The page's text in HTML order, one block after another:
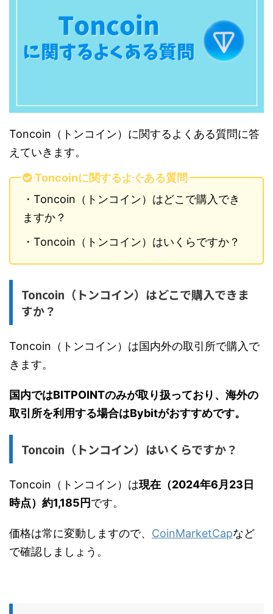
Toncoin（トンコイン）に関するよくある質問に答
えていきます。
Toncoinに関するよくある質問
・Toncoin（トンコイン）はどこで購入でき
ますか？
・Toncoin（トンコイン）はいくらですか？
Toncoin（トンコイン）はどこで購入できま
すか？
Toncoin（トンコイン）は国内外の取引所で購入で
きます。
国内ではBITPOINTのみが取り扱っており、海外の
取引所を利用する場合はBybitがおすすめです。
Toncoin（トンコイン）はいくらですか？
Toncoin（トンコイン）は現在（2024年6月23日
時点）約1,185円です。
価格は常に変動しますので、 CoinMarketCapなど
で確認しましょう。